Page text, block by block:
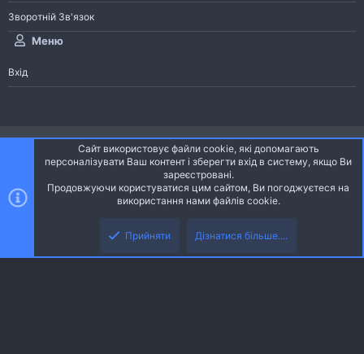
Зворотній Зв'язок
Меню
Вхід
Ніч
Українська (UA)
S
Community platform by XenForo® © 2010-2026 XenForo Ltd.
Community platform by XenForo © 2010-2022 XenForo Ltd. | dev: Pages
Сайт використовує файли cookie, які допомагають
персоналізувати Ваш контент і зберегти вхід в систему, якщо Ви
зареєстровані.
Продовжуючи користуватися цим сайтом, Ви погоджуєтеся на
використання нами файлів cookie.
Прийняти Дізнатися більше....